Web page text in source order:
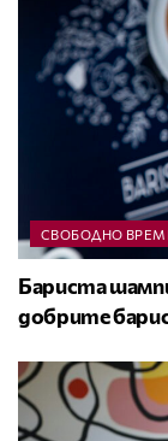
СВОБОДНО
Бариста
добрите